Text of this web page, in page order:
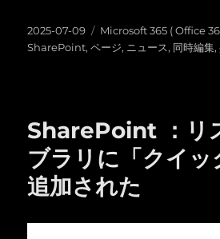
投
稿
2025-07-09
カ
テ
Microsoft 365 ( Office
SharePoint,ページ, ニュース, 同時編集,
SharePoint ：リ
ブラリに「クイッ
追加された